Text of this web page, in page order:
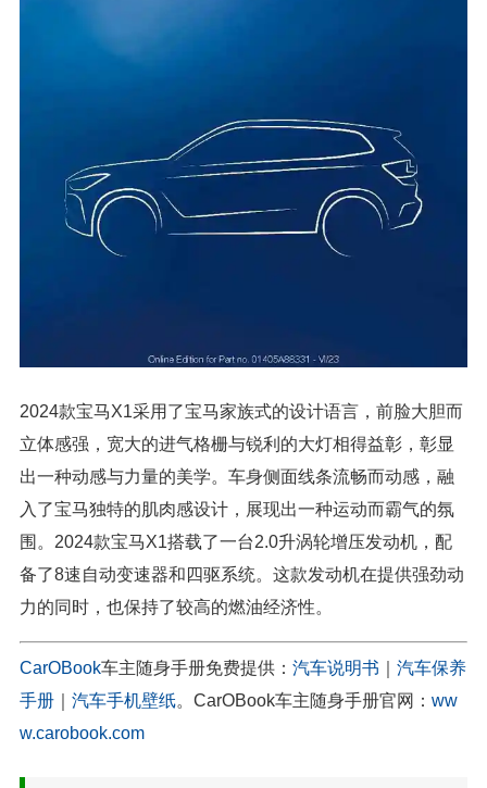
2024款宝马X1采用了宝马家族式的设计语言，前脸大胆而
立体感强，宽大的进气格栅与锐利的大灯相得益彰，彰显
出一种动感与力量的美学。车身侧面线条流畅而动感，融
入了宝马独特的肌肉感设计，展现出一种运动而霸气的氛
围。2024款宝马X1搭载了一台2.0升涡轮增压发动机，配
备了8速自动变速器和四驱系统。这款发动机在提供强劲动
力的同时，也保持了较高的燃油经济性。
CarOBook车主随身手册免费提供： 汽车说明书
汽车保养
手册
汽车手机壁纸。CarOBook车主随身手册官网： ww
w.carobook.com